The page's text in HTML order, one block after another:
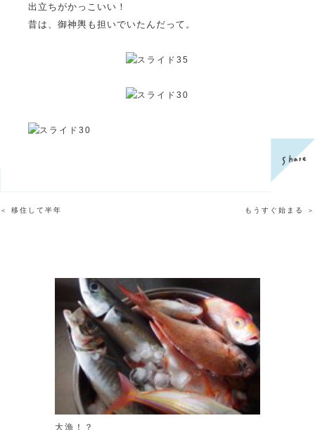
出立ちがかっこいい！
昔は、御神輿も担いでいたんだって。
＜ 移住して半年 もうすぐ始まる ＞
大漁！？